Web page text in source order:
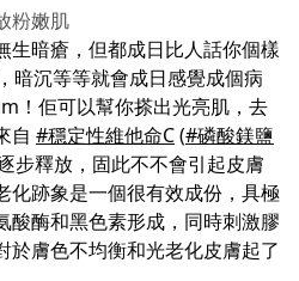
粉嫩肌
生暗瘡，但都成日比人話你個樣
暗沉等等就會成日感覺成個病
！佢可以幫你搽出光亮肌，去
自 #穩定性維他命C(#磷酸鎂鹽
步釋放，固此不不會引起皮膚
化跡象是一個很有效成份，具極
酸酶和黑色素形成，同時刺激膠
於膚色不均衡和光老化皮膚起了